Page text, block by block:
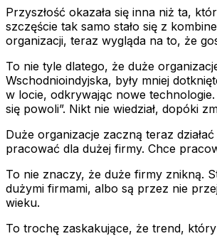
Przyszłość okazała się inna niż ta,
szczęście tak samo stało się z
organizacji, teraz wygląda na to, że
To nie tyle dlatego, że duże
Wschodnioindyjska, były mniej
w locie, odkrywając nowe
się powoli”. Nikt nie wiedział, dopóki
Duże organizacje zaczną teraz
pracować dla dużej firmy. Chce
To nie znaczy, że duże firmy znikną.
dużymi firmami, albo są przez nie
wieku.
To trochę zaskakujące, że trend,